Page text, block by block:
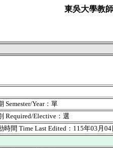
東吳大學教
Semester/Year：單
Required/Elective：選
時間 Time Last Edited：115年03月